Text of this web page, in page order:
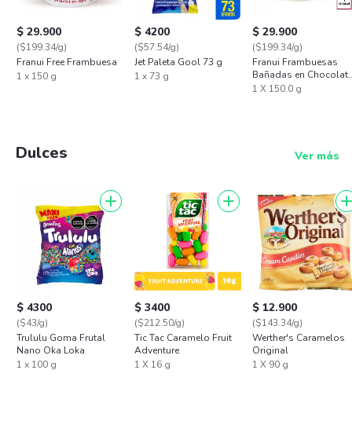
$ 29.900
($199.34/g)
Franui Free Frambuesa
1 x 150 g
$ 4200
($57.54/g)
Jet Paleta Gool 73 g
1 x 73 g
$ 29.900
($199.34/g)
Franui Frambuesas
Bañadas en Chocolate
con Leche y Blanco
1 X 150.0 g
Dulces Ver más
$ 4300
($43/g)
Trululu Goma Frutal
Nano Oka Loka
1 x 100 g
$ 3400
($212.50/g)
Tic Tac Caramelo Fruit
Adventure
1 X 16 g
$ 12.900
($143.34/g)
Werther's Caramelos
Original
1 X 90 g